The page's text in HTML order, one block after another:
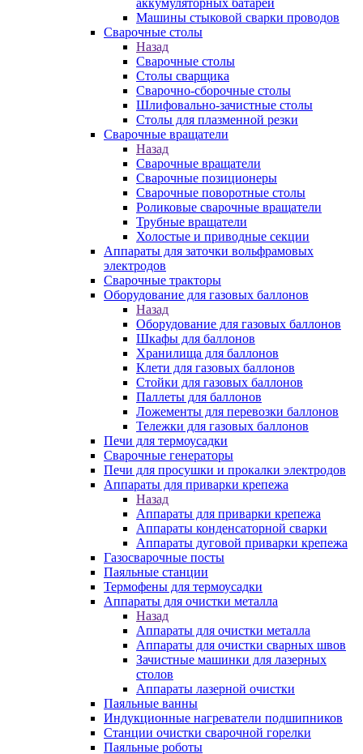
аккумуляторных батарей
Машины стыковой сварки проводов
Сварочные столы
Назад
Сварочные столы
Столы сварщика
Сварочно-сборочные столы
Шлифовально-зачистные столы
Столы для плазменной резки
Сварочные вращатели
Назад
Сварочные вращатели
Сварочные позиционеры
Сварочные поворотные столы
Роликовые сварочные вращатели
Трубные вращатели
Холостые и приводные секции
Аппараты для заточки вольфрамовых
электродов
Сварочные тракторы
Оборудование для газовых баллонов
Назад
Оборудование для газовых баллонов
Шкафы для баллонов
Хранилища для баллонов
Клети для газовых баллонов
Стойки для газовых баллонов
Паллеты для баллонов
Ложементы для перевозки баллонов
Тележки для газовых баллонов
Печи для термоусадки
Сварочные генераторы
Печи для просушки и прокалки электродов
Аппараты для приварки крепежа
Назад
Аппараты для приварки крепежа
Аппараты конденсаторной сварки
Аппараты дуговой приварки крепежа
Газосварочные посты
Паяльные станции
Термофены для термоусадки
Аппараты для очистки металла
Назад
Аппараты для очистки металла
Аппараты для очистки сварных швов
Зачистные машинки для лазерных
столов
Аппараты лазерной очистки
Паяльные ванны
Индукционные нагреватели подшипников
Станции очистки сварочной горелки
Паяльные роботы